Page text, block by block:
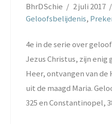
BhrDSchie
2 juli 2017
Geloofsbelijdenis,
4e in de serie over
Jezus Christus, zijn enig
Heer, ontvangen van
uit de maagd Maria.
325 en Constantinopel,